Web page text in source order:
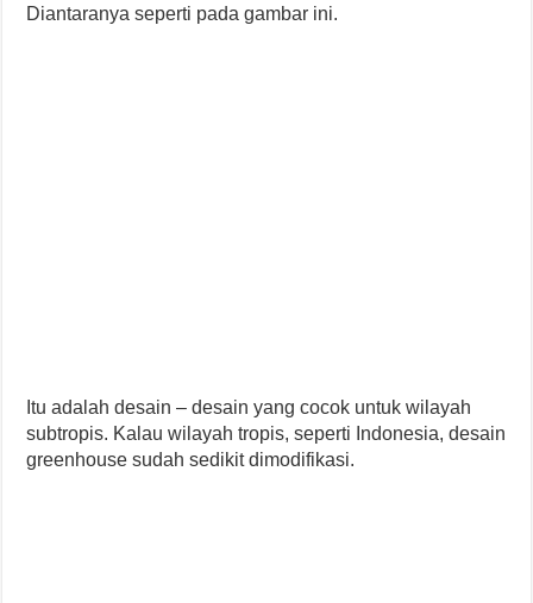
Diantaranya seperti pada gambar ini.
Itu adalah desain – desain yang cocok untuk wilayah
subtropis. Kalau wilayah tropis, seperti Indonesia, desain
greenhouse sudah sedikit dimodifikasi.